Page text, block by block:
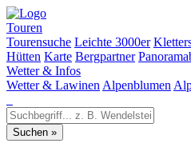
Touren
Tourensuche Leichte 3000er
Hütten Karte Bergpartner
Wetter & Infos
Wetter & Lawinen Alpenblumen